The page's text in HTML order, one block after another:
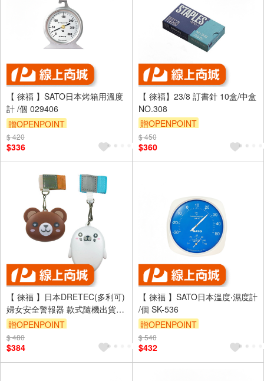
【 徠福 】SATO日本烤箱用溫度
計 /個 029406
贈OPENPOINT
$ 420
$336
【 徠福】23/8 訂書針 10盒/中盒
NO.308
贈OPENPOINT
$ 450
$360
【 徠福 】日本DRETEC(多利可)
婦女安全警報器 款式隨機出貨 /
個 PA-116BR
贈OPENPOINT
$ 480
$384
【 徠福 】SATO日本溫度‧濕度計
/個 SK-536
贈OPENPOINT
$ 540
$432